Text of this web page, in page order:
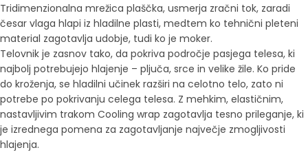
Tridimenzionalna mrežica plaščka, usmerja zračni tok, zaradi
česar vlaga hlapi iz hladilne plasti, medtem ko tehnični pleteni
material zagotavlja udobje, tudi ko je moker.
Telovnik je zasnov tako, da pokriva področje pasjega telesa, ki
najbolj potrebujejo hlajenje – pljuča, srce in velike žile. Ko pride
do kroženja, se hladilni učinek razširi na celotno telo, zato ni
potrebe po pokrivanju celega telesa. Z mehkim, elastičnim,
nastavljivim trakom Cooling wrap zagotavlja tesno prileganje, ki
je izrednega pomena za zagotavljanje največje zmogljivosti
hlajenja.